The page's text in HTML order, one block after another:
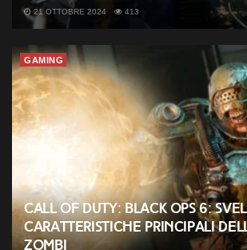
21 OTTOBRE 2024 413
GAMING
Call of Duty: Black Ops 6:
caratteristiche principali
Zombi